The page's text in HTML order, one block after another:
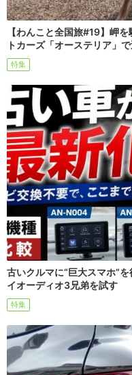
【わんこと全国旅#19】岬
トカーズ「オーステリア」
特集
古いクルマに“巨大スマホ”
イオーディオ3兄弟を試す
特集